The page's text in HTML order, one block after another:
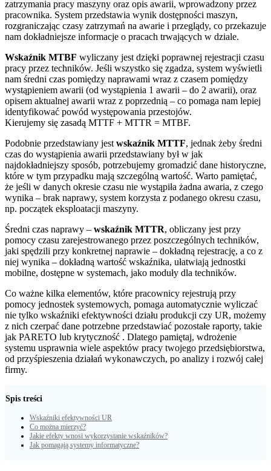
zatrzymania pracy maszyny oraz opis awarii, wprowadzony przez
pracownika. System przedstawia wynik dostępności maszyn,
rozgraniczając czasy zatrzymań na awarie i przeglądy, co przekazuje
nam dokładniejsze informacje o pracach trwających w dziale.
Wskaźnik MTBF wyliczany jest dzięki poprawnej rejestracji czasu
pracy przez techników. Jeśli wszystko się zgadza, system wyświetli
nam średni czas pomiędzy naprawami wraz z czasem pomiędzy
wystąpieniem awarii (od wystąpienia 1 awarii – do 2 awarii), oraz
opisem aktualnej awarii wraz z poprzednią – co pomaga nam lepiej
identyfikować powód występowania przestojów.
Kierujemy się zasadą MTTF + MTTR = MTBF.
Podobnie przedstawiany jest wskaźnik MTTF, jednak żeby średni
czas do wystąpienia awarii przedstawiany był w jak
najdokładniejszy sposób, potrzebujemy gromadzić dane historyczne,
które w tym przypadku mają szczególną wartość. Warto pamiętać,
że jeśli w danych okresie czasu nie wystąpiła żadna awaria, z czego
wynika – brak naprawy, system korzysta z podanego okresu czasu,
np. początek eksploatacji maszyny.
Średni czas naprawy – wskaźnik MTTR, obliczany jest przy
pomocy czasu zarejestrowanego przez poszczególnych techników,
jaki spędzili przy konkretnej naprawie – dokładną rejestrację, a co z
niej wynika – dokładną wartość wskaźnika, ułatwiają jednostki
mobilne, dostępne w systemach, jako moduły dla techników.
Co ważne kilka elementów, które pracownicy rejestrują przy
pomocy jednostek systemowych, pomaga automatycznie wyliczać
nie tylko wskaźniki efektywności działu produkcji czy UR, możemy
z nich czerpać dane potrzebne przedstawiać pozostałe raporty, takie
jak PARETO lub krytyczność . Dlatego pamiętaj, wdrożenie
systemu usprawnia wiele aspektów pracy twojego przedsiębiorstwa,
od przyśpieszenia działań wykonawczych, po analizy i rozwój całej
firmy.
Spis treści
Wskaźniki efektywności UR
Co można mierzyć?
Jakie efekty wnosi wykorzystanie wskaźników?
Jak pomagają systemy informatyczne?